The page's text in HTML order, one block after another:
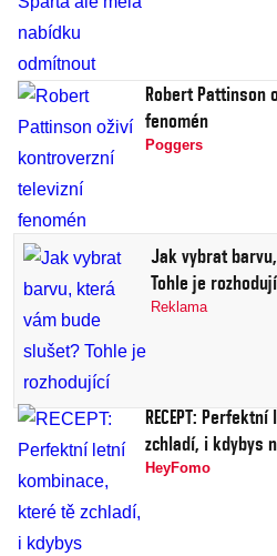
Robert Pattinson
fenomén
Poggers
Jak vybrat
Tohle je
Reklama
RECEPT:
zchladí, i kdybys
HeyFomo